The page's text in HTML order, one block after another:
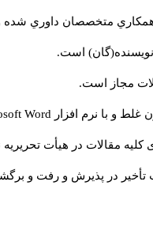
همکاري متخصصان داوري
است.
مجاز است.
غلط و با نرم افزار Word
مقالات در هیأت
در پذیرش و رفت و